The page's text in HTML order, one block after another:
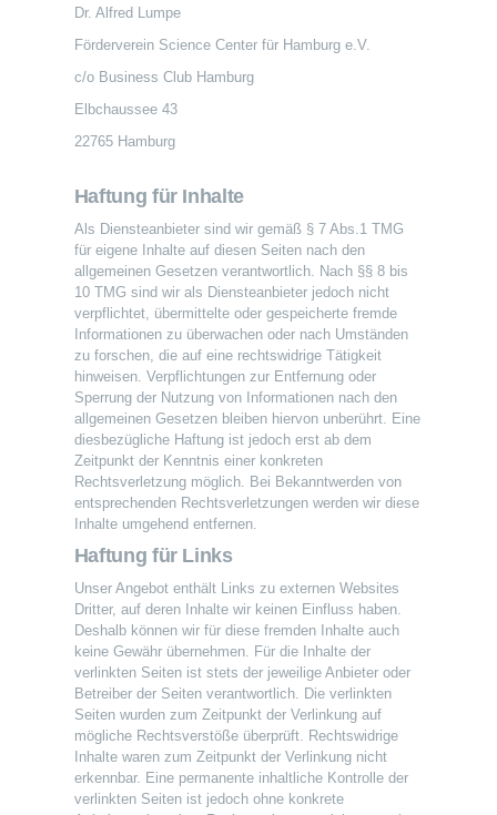
Dr. Alfred Lumpe
Förderverein Science Center für Hamburg e.V.
c/o Business Club Hamburg
Elbchaussee 43
22765 Hamburg
Haftung für Inhalte
Als Diensteanbieter sind wir gemäß § 7 Abs.1 TMG
für eigene Inhalte auf diesen Seiten nach den
allgemeinen Gesetzen verantwortlich. Nach §§ 8 bis
10 TMG sind wir als Diensteanbieter jedoch nicht
verpflichtet, übermittelte oder gespeicherte fremde
Informationen zu überwachen oder nach Umständen
zu forschen, die auf eine rechtswidrige Tätigkeit
hinweisen. Verpflichtungen zur Entfernung oder
Sperrung der Nutzung von Informationen nach den
allgemeinen Gesetzen bleiben hiervon unberührt. Eine
diesbezügliche Haftung ist jedoch erst ab dem
Zeitpunkt der Kenntnis einer konkreten
Rechtsverletzung möglich. Bei Bekanntwerden von
entsprechenden Rechtsverletzungen werden wir diese
Inhalte umgehend entfernen.
Haftung für Links
Unser Angebot enthält Links zu externen Websites
Dritter, auf deren Inhalte wir keinen Einfluss haben.
Deshalb können wir für diese fremden Inhalte auch
keine Gewähr übernehmen. Für die Inhalte der
verlinkten Seiten ist stets der jeweilige Anbieter oder
Betreiber der Seiten verantwortlich. Die verlinkten
Seiten wurden zum Zeitpunkt der Verlinkung auf
mögliche Rechtsverstöße überprüft. Rechtswidrige
Inhalte waren zum Zeitpunkt der Verlinkung nicht
erkennbar. Eine permanente inhaltliche Kontrolle der
verlinkten Seiten ist jedoch ohne konkrete